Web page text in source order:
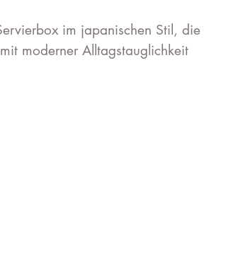
im japanischen Stil, die
moderner Alltagstauglichkeit